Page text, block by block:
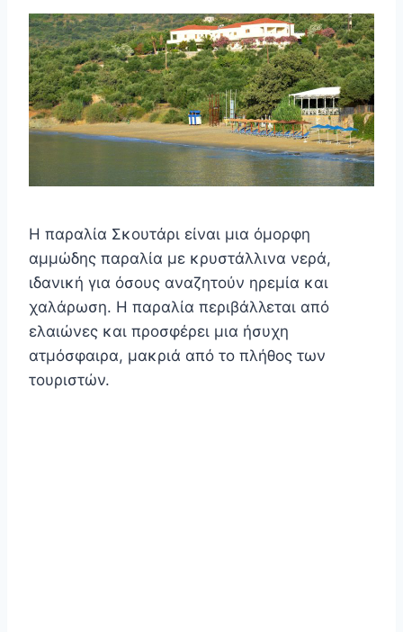
Η παραλία Σκουτάρι είναι μια όμορφη
αμμώδης παραλία με κρυστάλλινα νερά,
ιδανική για όσους αναζητούν ηρεμία και
χαλάρωση. Η παραλία περιβάλλεται από
ελαιώνες και προσφέρει μια ήσυχη
ατμόσφαιρα, μακριά από το πλήθος των
τουριστών.